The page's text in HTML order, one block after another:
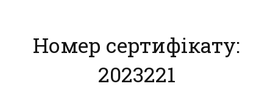
Матеріали
Нас підтримують
Номер сертифікату:
2023221